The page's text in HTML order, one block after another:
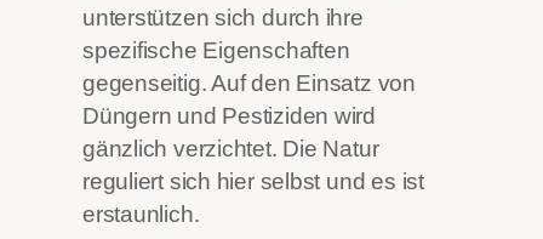
unterstützen sich durch ihre
spezifische Eigenschaften
gegenseitig. Auf den Einsatz von
Düngern und Pestiziden wird
gänzlich verzichtet. Die Natur
reguliert sich hier selbst und es ist
erstaunlich.